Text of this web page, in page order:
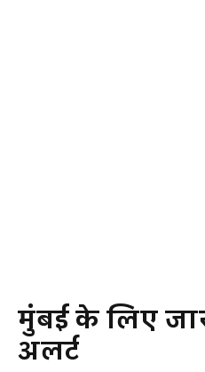
मुंबई के लिए
अलर्ट